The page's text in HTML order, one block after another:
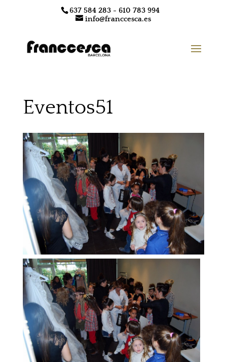
637 584 283 - 610 783 994
info@franccesca.es
Eventos51